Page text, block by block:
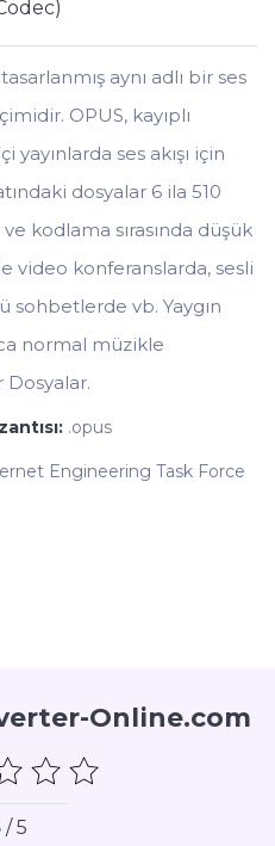
aynı adlı bir ses
OPUS, kayıplı
yayınlarda ses akışı için
dosyalar 6 ila 510
kodlama sırasında düşük
video konferanslarda, sesli
sohbetlerde vb. Yaygın
normal müzikle
Dosyalar.
.opus
Engineering Task Force
Online.com
/ 5